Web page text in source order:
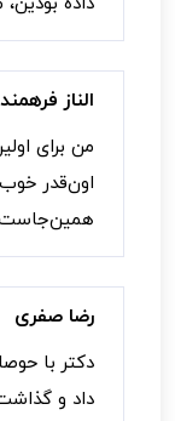
الناز فرهمند
من برای
اون‌قدر
رضا صفری
دکتر با
داد و